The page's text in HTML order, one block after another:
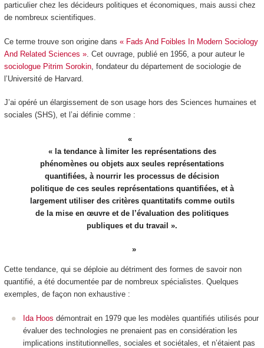
particulier chez les décideurs politiques et économiques, mais aussi chez
de nombreux scientifiques.
Ce terme trouve son origine dans « Fads And Foibles In Modern Sociology
And Related Sciences ». Cet ouvrage, publié en 1956, a pour auteur le
sociologue Pitrim Sorokin, fondateur du département de sociologie de
l’Université de Harvard.
J’ai opéré un élargissement de son usage hors des Sciences humaines et
sociales (SHS), et l’ai définie comme :
« la tendance à limiter les représentations des
phénomènes ou objets aux seules représentations
quantifiées, à nourrir les processus de décision
politique de ces seules représentations quantifiées, et à
largement utiliser des critères quantitatifs comme outils
de la mise en œuvre et de l’évaluation des politiques
publiques et du travail ».
Cette tendance, qui se déploie au détriment des formes de savoir non
quantifié, a été documentée par de nombreux spécialistes. Quelques
exemples, de façon non exhaustive :
Ida Hoos démontrait en 1979 que les modèles quantifiés utilisés pour
évaluer des technologies ne prenaient pas en considération les
implications institutionnelles, sociales et sociétales, et n’étaient pas